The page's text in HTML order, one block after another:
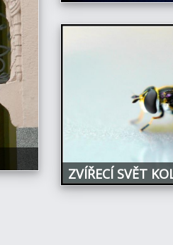
ZVÍŘECÍ SVĚT